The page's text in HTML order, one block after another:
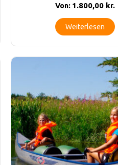
Von: 1.800,00 kr.
Weiterlesen